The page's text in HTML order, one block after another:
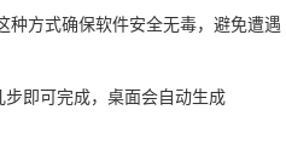
种方式确保软件安全无毒，避免遭遇
即可完成，桌面会自动生成